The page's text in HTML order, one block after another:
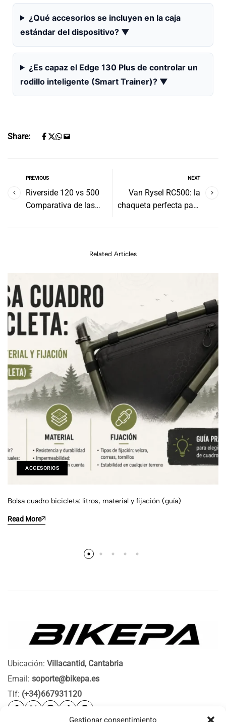
Gestionar consentimiento
¿Qué accesorios se incluyen en la caja
estándar del dispositivo? ▼
¿Es capaz el Edge 130 Plus de controlar un
rodillo inteligente (Smart Trainer)? ▼
Share:
PREVIOUS
Riverside 120 vs 500
Comparativa de las
NEXT
Van Rysel RC500: la
chaqueta perfecta para
Related Articles
ACCESORIOS
Bolsa cuadro bicicleta: litros, material y fijación (guía)
Read More
Ubicación: Villacantid, Cantabria
Email: soporte@bikepa.es
Tlf: (+34)667931120